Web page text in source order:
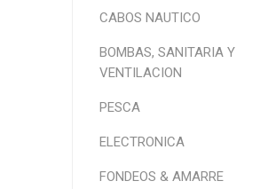
CABOS NAUTICO
BOMBAS, SANITARIA Y
VENTILACION
PESCA
ELECTRONICA
FONDEOS & AMARRE